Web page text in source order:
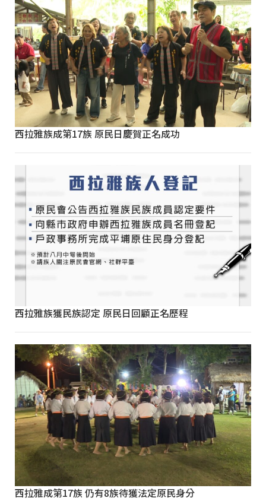
西拉雅族成第17族 原民日慶賀正名成功
西拉雅族獲民族認定 原民日回顧正名歷程
西拉雅成第17族 仍有8族待獲法定原民身分